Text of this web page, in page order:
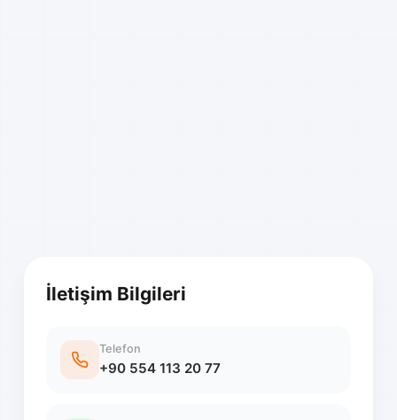
İletişim Bilgileri
Telefon
+90 554 113 20 77